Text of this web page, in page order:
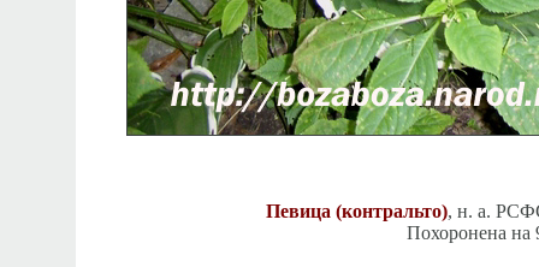
Певица (контральто), н. а.
Похоронена на